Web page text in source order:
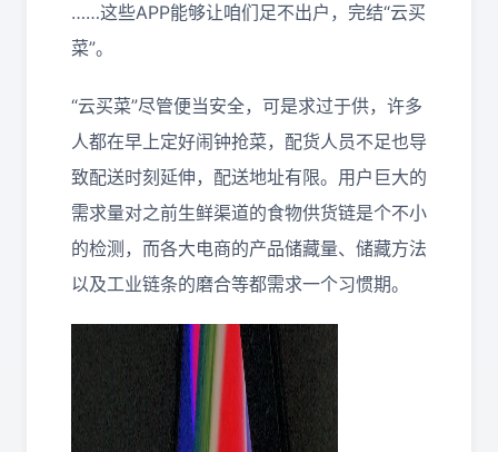
……这些APP能够让咱们足不出户，完结“云买
菜”。
“云买菜”尽管便当安全，可是求过于供，许多
人都在早上定好闹钟抢菜，配货人员不足也导
致配送时刻延伸，配送地址有限。用户巨大的
需求量对之前生鲜渠道的食物供货链是个不小
的检测，而各大电商的产品储藏量、储藏方法
以及工业链条的磨合等都需求一个习惯期。